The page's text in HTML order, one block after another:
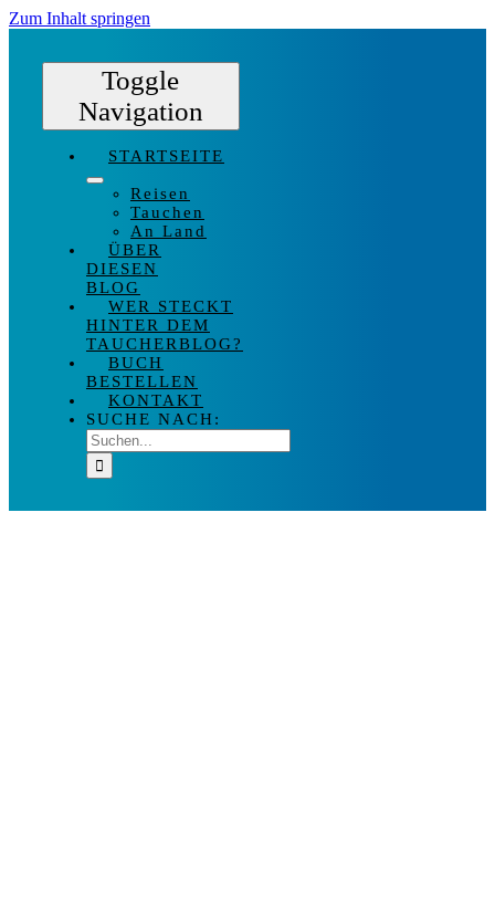
Zum Inhalt springen
Toggle
Navigation
STARTSEITE
Reisen
Tauchen
An Land
ÜBER
DIESEN
BLOG
WER STECKT
HINTER DEM
TAUCHERBLOG?
BUCH
BESTELLEN
KONTAKT
SUCHE NACH: